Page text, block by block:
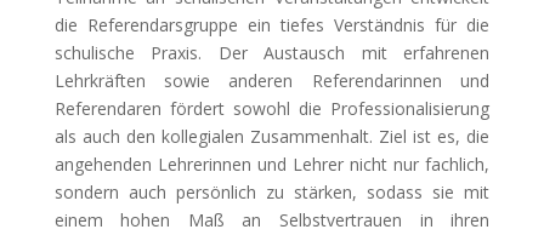
die Referendarsgruppe ein tiefes Verständnis für die
schulische Praxis. Der Austausch mit erfahrenen
Lehrkräften sowie anderen Referendarinnen und
Referendaren fördert sowohl die Professionalisierung
als auch den kollegialen Zusammenhalt. Ziel ist es, die
angehenden Lehrerinnen und Lehrer nicht nur fachlich,
sondern auch persönlich zu stärken, sodass sie mit
einem hohen Maß an Selbstvertrauen in ihren